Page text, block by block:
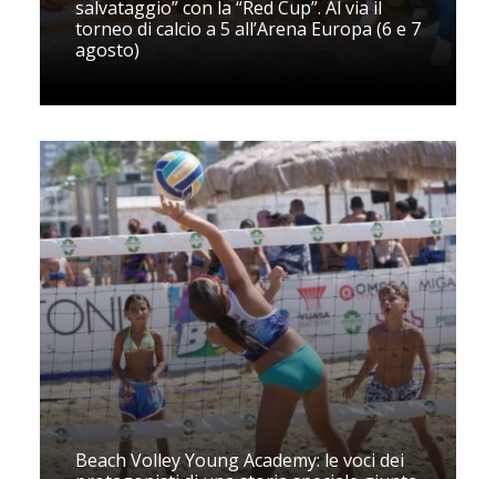
salvataggio” con la “Red Cup”. Al via il
torneo di calcio a 5 all’Arena Europa (6 e 7
agosto)
Beach Volley Young Academy: le voci dei